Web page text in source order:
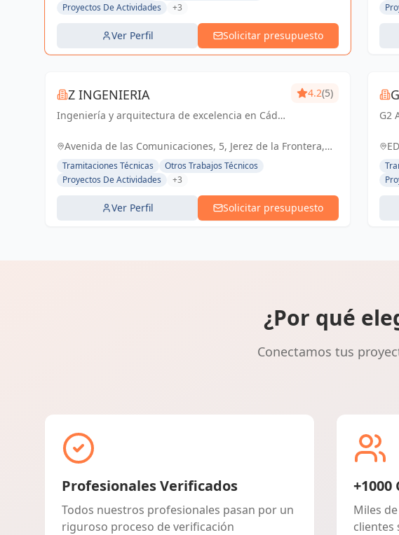
Proyectos De Actividades
+3
Ver Perfil Solicitar presupuesto
Z INGENIERIA
Ingeniería y arquitectura de excelencia en Cádiz
proyectos técnicos y licencias de apertura.
4.2(5)
Avenida de las Comunicaciones, 5, Jerez de la Frontera,
España, España
Tramitaciones Técnicas
Otros Trabajos Técnicos
Proyectos De Actividades
+3
Ver Perfil Solicitar presupuesto
G2
¿Por qué
Conectamos tus
Profesionales Verificados
Todos nuestros profesionales pasan por un
riguroso proceso de verificación
Miles
clientes